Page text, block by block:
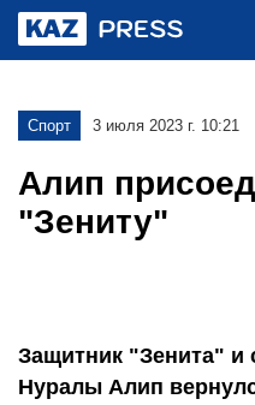
Спорт 3 июля 2023 г. 10:21
Алип
"Зениту"
Защитник "Зенита" и
Нуралы Алип